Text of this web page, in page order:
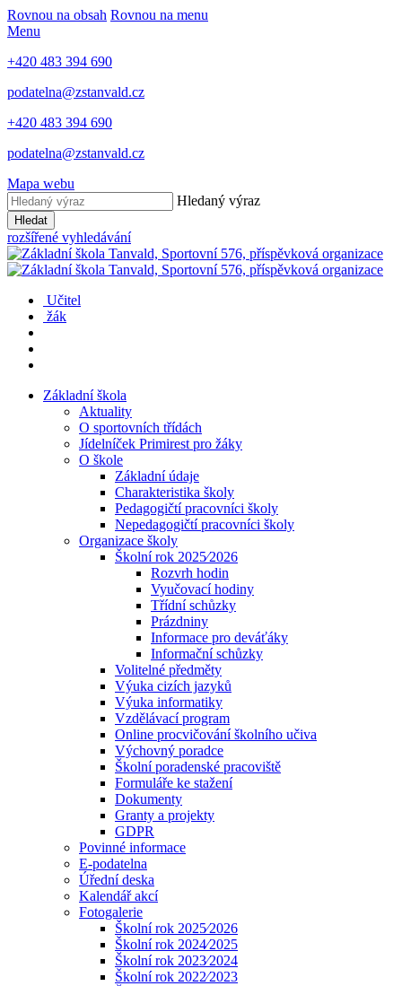
Rovnou na obsah Rovnou na menu
Menu
+420 483 394 690
podatelna@zstanvald.cz
+420 483 394 690
podatelna@zstanvald.cz
Mapa webu
Hledaný výraz
Hledat
rozšířené vyhledávání
Učitel
žák
Základní škola
Aktuality
O sportovních třídách
Jídelníček Primirest pro žáky
O škole
Základní údaje
Charakteristika školy
Pedagogičtí pracovníci školy
Nepedagogičtí pracovníci školy
Organizace školy
Školní rok 2025⁄2026
Rozvrh hodin
Vyučovací hodiny
Třídní schůzky
Prázdniny
Informace pro deváťáky
Informační schůzky
Volitelné předměty
Výuka cizích jazyků
Výuka informatiky
Vzdělávací program
Online procvičování školního učiva
Výchovný poradce
Školní poradenské pracoviště
Formuláře ke stažení
Dokumenty
Granty a projekty
GDPR
Povinné informace
E-podatelna
Úřední deska
Kalendář akcí
Fotogalerie
Školní rok 2025⁄2026
Školní rok 2024⁄2025
Školní rok 2023⁄2024
Školní rok 2022⁄2023